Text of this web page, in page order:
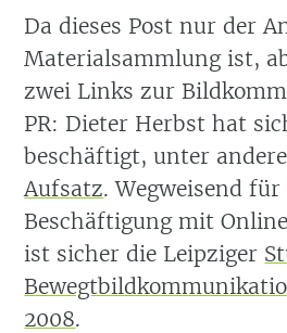
Da dieses Post nur der
Materialsammlung ist,
zwei Links zur
PR: Dieter Herbst hat
beschäftigt, unter
Aufsatz. Wegweisend für
Beschäftigung mit
ist sicher die Leipziger
2008.